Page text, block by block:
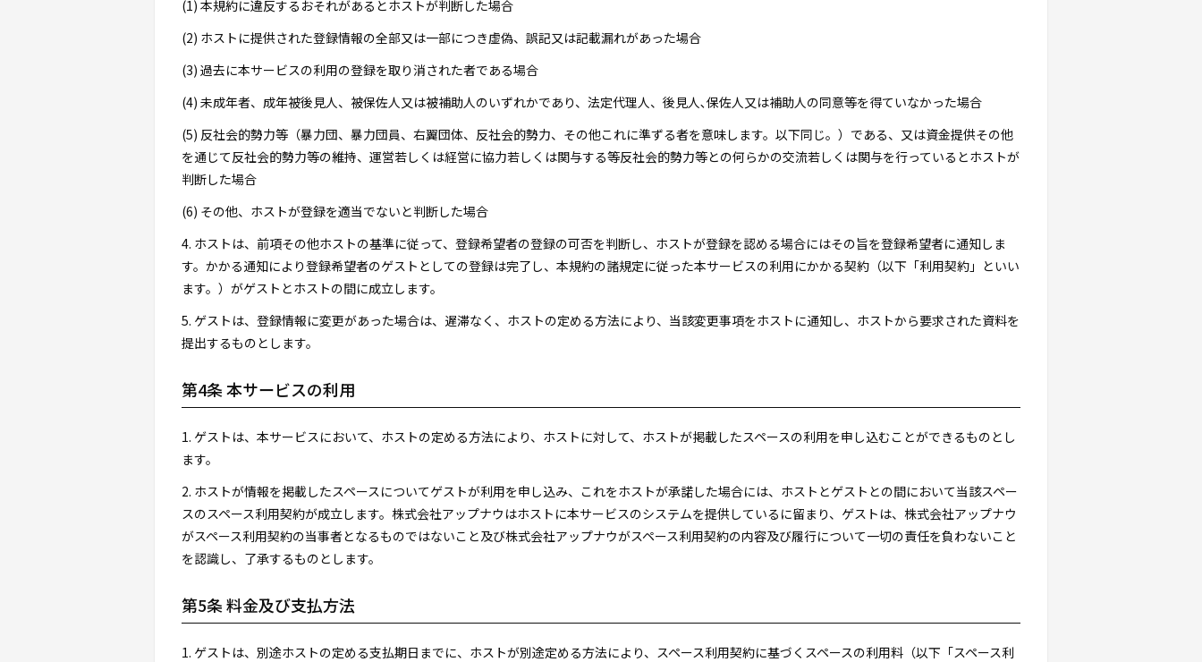
(1) 本規約に違反するおそれがあるとホストが判断した場合
(2) ホストに提供された登録情報の全部又は一部につき虚偽、誤記又は記載漏れがあった場合
(3) 過去に本サービスの利用の登録を取り消された者である場合
(4) 未成年者、成年被後見人、被保佐人又は被補助人のいずれかであり、法定代理人、後見人､保佐人又は補助人の同意等を得ていなかった場合
(5) 反社会的勢力等（暴力団、暴力団員、右翼団体、反社会的勢力、その他これに準ずる者を意味します。以下同じ。）である、又は資金提供その他
を通じて反社会的勢力等の維持、運営若しくは経営に協力若しくは関与する等反社会的勢力等との何らかの交流若しくは関与を行っているとホストが
判断した場合
(6) その他、ホストが登録を適当でないと判断した場合
4. ホストは、前項その他ホストの基準に従って、登録希望者の登録の可否を判断し、ホストが登録を認める場合にはその旨を登録希望者に通知しま
す。かかる通知により登録希望者のゲストとしての登録は完了し、本規約の諸規定に従った本サービスの利用にかかる契約（以下「利用契約」といい
ます。）がゲストとホストの間に成立します。
5. ゲストは、登録情報に変更があった場合は、遅滞なく、ホストの定める方法により、当該変更事項をホストに通知し、ホストから要求された資料を
提出するものとします。
第4条 本サービスの利用
1. ゲストは、本サービスにおいて、ホストの定める方法により、ホストに対して、ホストが掲載したスペースの利用を申し込むことができるものとし
ます。
2. ホストが情報を掲載したスペースについてゲストが利用を申し込み、これをホストが承諾した場合には、ホストとゲストとの間において当該スペー
スのスペース利用契約が成立します。株式会社アップナウはホストに本サービスのシステムを提供しているに留まり、ゲストは、株式会社アップナウ
がスペース利用契約の当事者となるものではないこと及び株式会社アップナウがスペース利用契約の内容及び履行について一切の責任を負わないこと
を認識し、了承するものとします。
第5条 料金及び支払方法
1. ゲストは、別途ホストの定める支払期日までに、ホストが別途定める方法により、スペース利用契約に基づくスペースの利用料（以下「スペース利